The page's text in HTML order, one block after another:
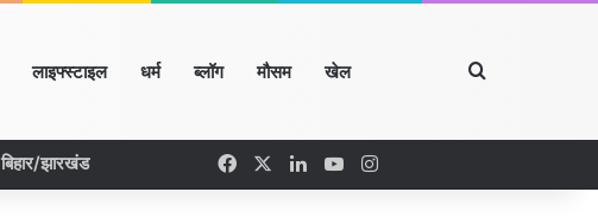
लाइफ्स्टाइल धर्म ब्लॉग मौसम खेल Search for
बिहार/झारखंड FacebookLinkedIn
YouTubeInstagram